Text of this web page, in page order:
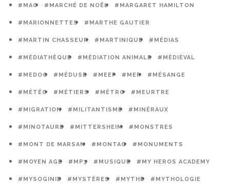
#MAO #MARCHÉ DE NOËL #MARGARET HAMILTON
#MARIONNETTES #MARTHE GAUTIER
#MARTIN CHASSEUR #MARTINIQUE #MÉDIAS
#MÉDIATHÈQUE #MÉDIATION ANIMALE #MÉDIÉVAL
#MEDOC #MÉDUSE #MEEF #MER #MÉSANGE
#MÉTÉO #MÉTIERS #MÉTRO #MEURTRE
#MIGRATION #MILITANTISME #MINÉRAUX
#MINOTAURE #MITTERSHEIM #MONSTRES
#MONT DE MARSAN #MONTAG #MONUMENTS
#MOYEN AGE #MP3 #MUSIQUE #MY HEROS ACADEMY
#MYSOGINIE #MYSTÈRES #MYTHE #MYTHOLOGIE